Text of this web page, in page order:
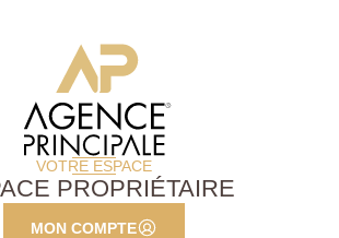
VOTRE ESPACE
PROPRIÉTAIRE
MON COMPTE